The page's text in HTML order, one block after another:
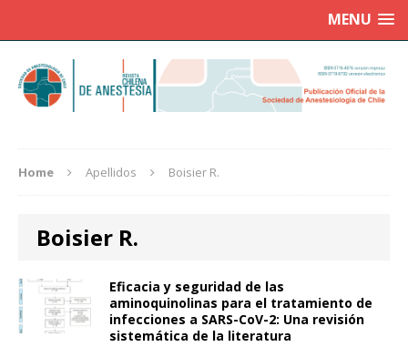
MENU
Home Apellidos Boisier R.
Boisier R.
Eficacia y seguridad de las
aminoquinolinas para el tratamiento de
infecciones a SARS-CoV-2: Una revisión
sistemática de la literatura